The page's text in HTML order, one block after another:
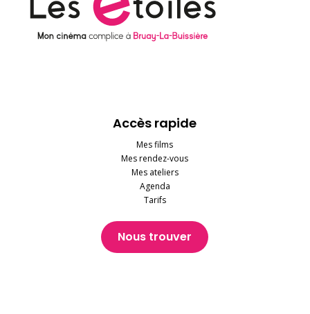
Accès rapide
Mes films
Mes rendez-vous
Mes ateliers
Agenda
Tarifs
Nous trouver